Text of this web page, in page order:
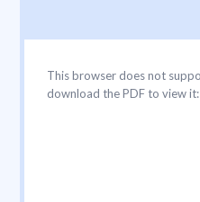
This browser does not
download the PDF to view it: